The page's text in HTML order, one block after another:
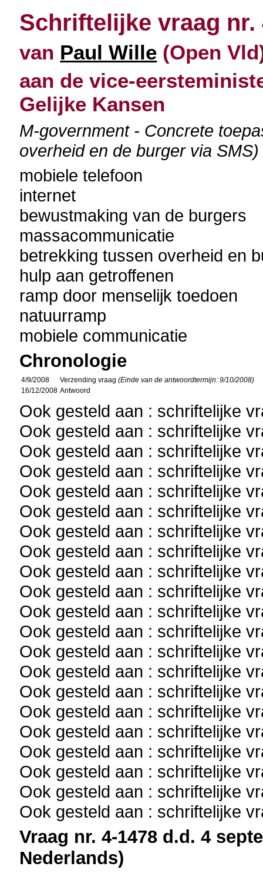
Schriftelijke vraag nr.
van Paul Wille (Open
aan de vice-
Gelijke Kansen
M-government - Concrete
overheid en de burger via SMS)
mobiele telefoon
internet
bewustmaking van de burgers
massacommunicatie
betrekking tussen overheid en
hulp aan getroffenen
ramp door menselijk toedoen
natuurramp
mobiele communicatie
Chronologie
4/9/2008 Verzending vraag(Einde van de antwoordtermijn: 9/10/2008)
16/12/2008 Antwoord
Ook gesteld aan : schriftelijke
Ook gesteld aan : schriftelijke
Ook gesteld aan : schriftelijke
Ook gesteld aan : schriftelijke
Ook gesteld aan : schriftelijke
Ook gesteld aan : schriftelijke
Ook gesteld aan : schriftelijke
Ook gesteld aan : schriftelijke
Ook gesteld aan : schriftelijke
Ook gesteld aan : schriftelijke
Ook gesteld aan : schriftelijke
Ook gesteld aan : schriftelijke
Ook gesteld aan : schriftelijke
Ook gesteld aan : schriftelijke
Ook gesteld aan : schriftelijke
Ook gesteld aan : schriftelijke
Ook gesteld aan : schriftelijke
Ook gesteld aan : schriftelijke
Ook gesteld aan : schriftelijke
Ook gesteld aan : schriftelijke
Ook gesteld aan : schriftelijke
Vraag nr. 4-1478 d.d. 4
Nederlands)